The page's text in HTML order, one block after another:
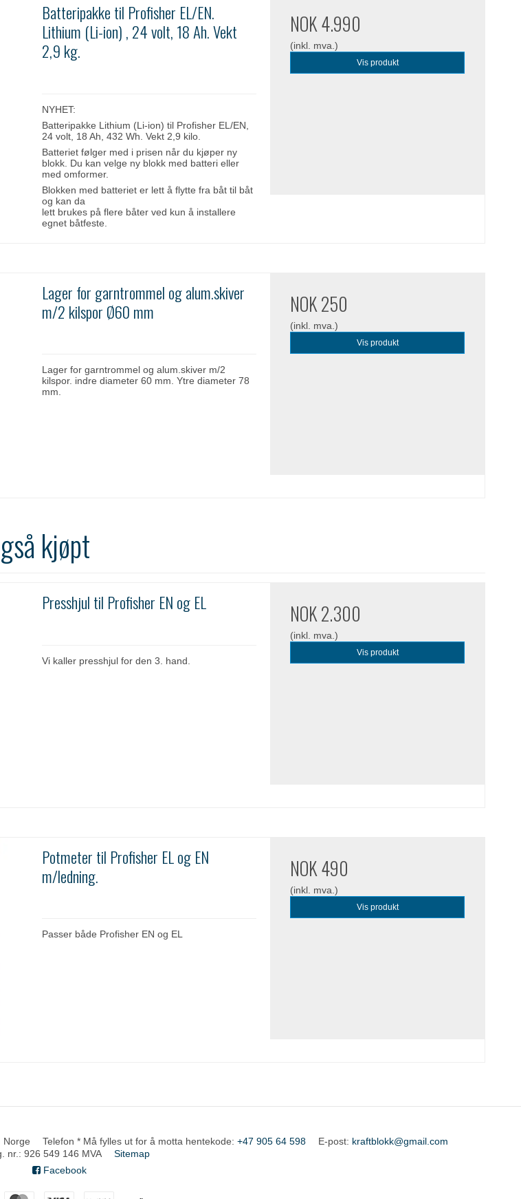
Batteripakke til Profisher EL/EN.
Lithium (Li-ion) , 24 volt, 18 Ah. Vekt
2,9 kg.
NYHET:
Batteripakke Lithium (Li-ion) til Profisher EL/EN,
24 volt, 18 Ah, 432 Wh. Vekt 2,9 kilo.
Batteriet følger med i prisen når du kjøper ny
blokk. Du kan velge ny blokk med batteri eller
med omformer.
Blokken med batteriet er lett å flytte fra båt til båt
og kan da
lett brukes på flere båter ved kun å installere
egnet båtfeste.
NOK 4.990
(inkl. mva.)
Vis produkt
Lager for garntrommel og alum.skiver
m/2 kilspor Ø60 mm
Lager for garntrommel og alum.skiver m/2
kilspor. indre diameter 60 mm. Ytre diameter 78
mm.
NOK 250
(inkl. mva.)
Vis produkt
kjøpt
Presshjul til Profisher EN og EL
Vi kaller presshjul for den 3. hand.
NOK 2.300
(inkl. mva.)
Vis produkt
Potmeter til Profisher EL og EN
m/ledning.
Passer både Profisher EN og EL
NOK 490
(inkl. mva.)
Vis produkt
Norge Telefon * Må fylles ut for å motta hentekode: +47 905 64 598 E-post: kraftblokk@gmail.com
nr. : 926 549 146 MVA
Sitemap
Facebook